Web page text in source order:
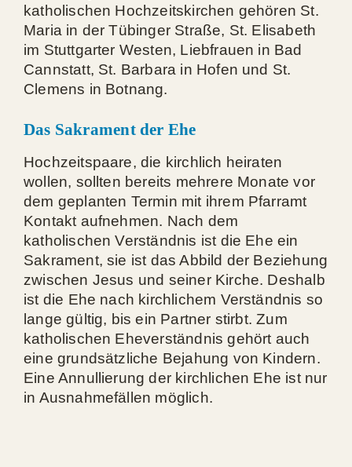
katholischen Hoch­zeits­kir­chen gehören St.
Maria in der Tübinger Straße, St. Elisabeth
im Stuttgarter Westen, Liebfrauen in Bad
Cannstatt, St. Barbara in Hofen und St.
Clemens in Botnang.
Das Sakrament der Ehe
Hochzeitspaare, die kirchlich heiraten
wollen, sollten bereits mehrere Monate vor
dem geplanten Termin mit ihrem Pfarramt
Kontakt aufnehmen. Nach dem
katholischen Verständnis ist die Ehe ein
Sakrament, sie ist das Abbild der Beziehung
zwischen Jesus und seiner Kirche. Deshalb
ist die Ehe nach kirchlichem Verständnis so
lange gültig, bis ein Partner stirbt. Zum
katholischen Eheverständnis gehört auch
eine grundsätzliche Bejahung von Kindern.
Eine Annullierung der kirchlichen Ehe ist nur
in Ausnahmefällen möglich.